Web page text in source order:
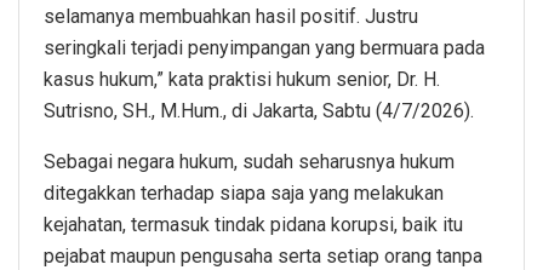
selamanya membuahkan hasil positif. Justru
seringkali terjadi penyimpangan yang bermuara pada
kasus hukum,” kata praktisi hukum senior, Dr. H.
Sutrisno, SH., M.Hum., di Jakarta, Sabtu (4/7/2026).
Sebagai negara hukum, sudah seharusnya hukum
ditegakkan terhadap siapa saja yang melakukan
kejahatan, termasuk tindak pidana korupsi, baik itu
pejabat maupun pengusaha serta setiap orang tanpa